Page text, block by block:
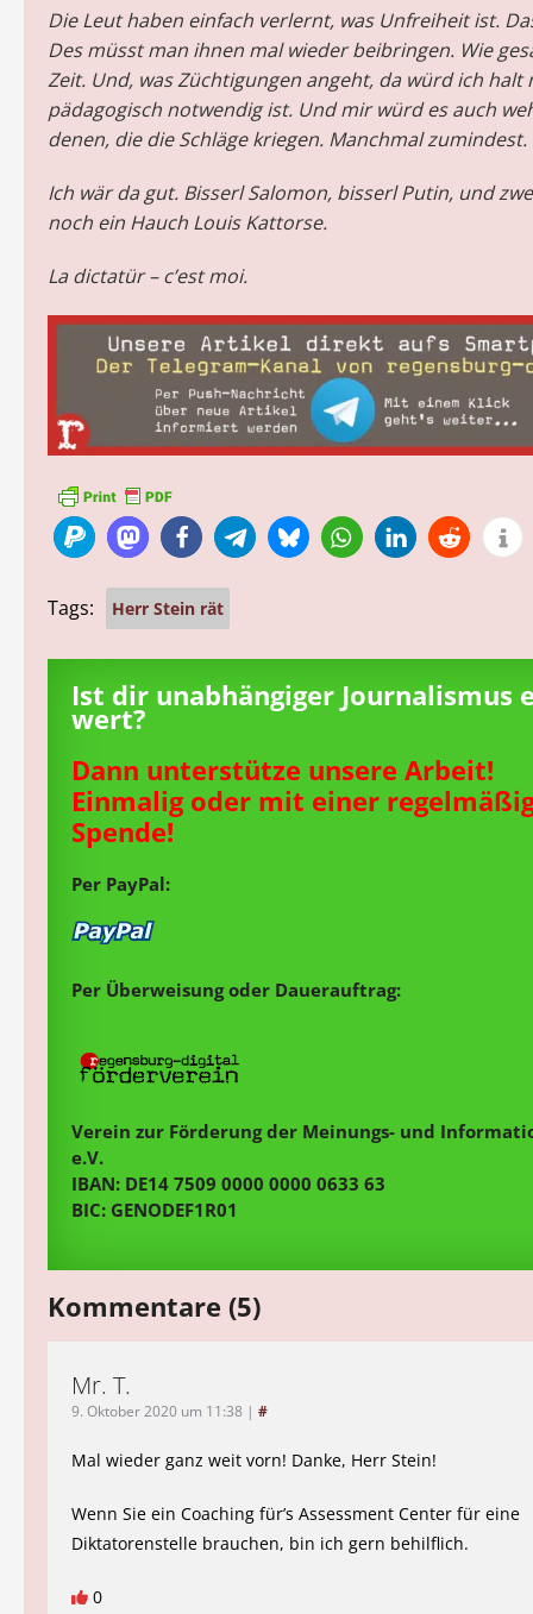
Die Leut haben einfach verlernt, was Unfreiheit ist.
Des müsst man ihnen mal wieder beibringen. Wie
Zeit. Und, was Züchtigungen angeht, da würd ich halt
pädagogisch notwendig ist. Und mir würd es auch
denen, die die Schläge kriegen. Manchmal zumindest.
Ich wär da gut. Bisserl Salomon, bisserl Putin, und
noch ein Hauch Louis Kattorse.
La dictatür – c’est moi.
Tags: Herr Stein rät
Ist dir unabhängiger Journalismus
wert?
Dann unterstütze unsere Arbeit!
Einmalig oder mit einer
Spende!
Per PayPal:
Per Überweisung oder Dauerauftrag:
Verein zur Förderung der Meinungs- und
e.V.
IBAN: DE14 7509 0000 0000 0633 63
BIC: GENODEF1R01
Kommentare (5)
Mr. T.
9. Oktober 2020 um 11:38 | #
Mal wieder ganz weit vorn! Danke, Herr Stein!
Wenn Sie ein Coaching für’s Assessment Center für eine
Diktatorenstelle brauchen, bin ich gern behilflich.
0